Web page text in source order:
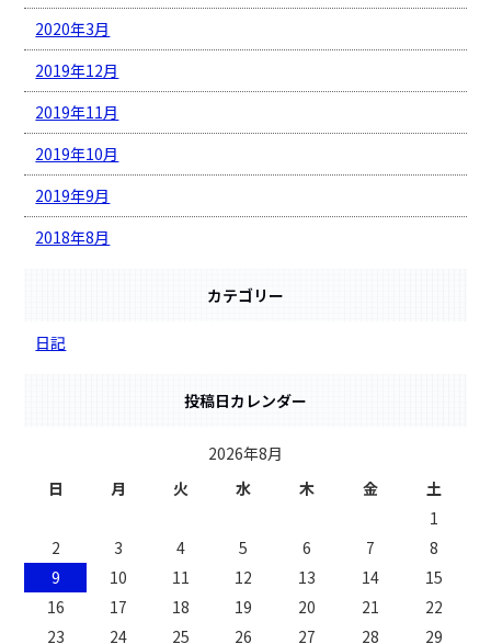
2020年3月
2019年12月
2019年11月
2019年10月
2019年9月
2018年8月
カテゴリー
日記
投稿日カレンダー
2026年8月
日
月 火 水 木 金
土
1
2
3 4 5 6 7
8
9
10 11 12 13 14
15
16
17 18 19 20 21
22
23
24 25 26 27 28 29